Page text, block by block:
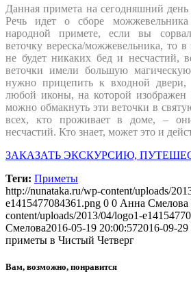
Данная примета на сегодняшний
Речь идет о сборе
народной примете, если вы
веточку вереска/можжевельника, то
не будет никаких бед и несчастий,
веточки имели большую
нужно прицепить к входной
любой иконы, на которой
можно обмакнуть эти веточки в
всех, кто проживает в доме, –
несчастий. Кто знает, может это и
ЗАКАЗАТЬ ЭКСКУРСИЮ,
Теги: Приметы
http://nunataka.ru/wp-content/uploads/
e1415477084361.png 0 0 Анна Смелова
content/uploads/2013/04/logo1-
Смелова2016-05-19 20:00:572016-09-
приметы в Чистый Четверг
Вам, возможно, понравится